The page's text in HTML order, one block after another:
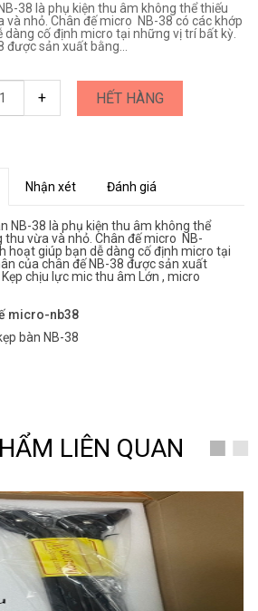
38 là phụ kiện thu âm không thể thiếu
nhỏ. Chân đế micro NB-38 có các khớp
dàng cố định micro tại những vị trí bất kỳ.
được sản xuất bằng...
+ HẾT HÀNG
Nhận xét Đánh giá
NB-38 là phụ kiện thu âm không thể
vừa và nhỏ. Chân đế micro NB-
hoạt giúp bạn dễ dàng cố định micro tại
của chân đế NB-38 được sản xuất
chịu lực mic thu âm Lớn , micro
micro-nb38
bàn NB-38
LIÊN QUAN